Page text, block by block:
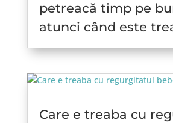
petreacă timp pe
atunci când este
Care e treaba cu